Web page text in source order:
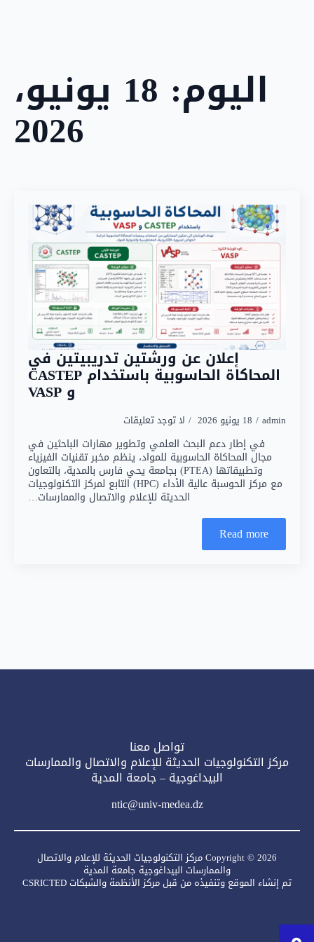
اليوم: 18 يونيو،
2026
إعلان عن ورشتين تدريبيتين في
المحاكاة الحاسوبية باستخدام CASTEP
و VASP
admin 18 يونيو 2026 لا توجد تعليقات
في إطار دعم البحث العلمي وتطوير مهارات الباحثين في
مجال المحاكاة الحاسوبية للمواد، ينظم مخبر تقنيات الفيزياء
وتطبيقاتها (PTEA) بجامعة يحي فارس بالمدية، بالتعاون
مع مركز الحوسبة عالية الأداء (HPC) التابع لمركز التكنولوجيات
الحديثة للإعلام والاتصال والممارسات…
Read more
تواصل معنا
مركز التكنولوجيات الحديثة للإعلام والاتصال والممارسات
البيداغوجية – جامعة المدية
ntic@univ-medea.dz
Copyright © 2026 مركز التكنولوجيات الحديثة للإعلام والاتصال
والممارسات البيداغوجية جامعة المدية
تم إنشاء الموقع وتنفيذه من قبل مركز الأنظمة والشبكات CSRICTED